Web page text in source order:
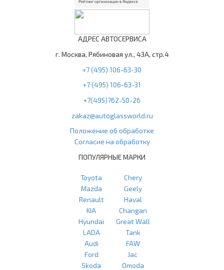
АДРЕС АВТОСЕРВИСА
г. Москва, Рябиновая ул., 43А, стр.4
+7 (495) 106-63-30
+7 (495) 106-63-31
+7(495)762-50-26
zakaz@autoglassworld.ru
Положение об обработке
Согласие на обработку
ПОПУЛЯРНЫЕ МАРКИ
Toyota
Mazda
Renault
KIA
Hyundai
LADA
Audi
Ford
Skoda
Chery
Geely
Haval
Changan
Great Wall
Tank
FAW
Jac
Omoda